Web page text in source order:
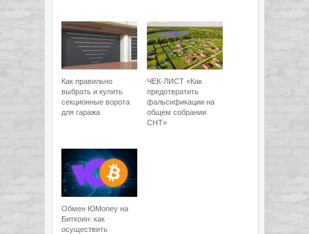
Как правильно
выбрать и купить
секционные ворота
для гаража
ЧЕК-ЛИСТ «Как
предотвратить
фальсификации на
общем собрании
СНТ»
Обмен ЮMoney на
Биткоин: как
осуществить